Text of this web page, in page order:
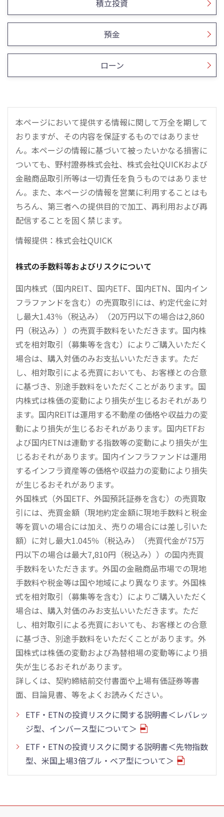
積立投資
預金
ローン
本ページにおいて提供する情報に関して万全を期して
おりますが、その内容を保証するものではありませ
ん。本ページの情報に基づいて被ったいかなる損害に
ついても、野村證券株式会社、株式会社QUICKおよび
金融商品取引所等は一切責任を負うものではありませ
ん。また、本ページの情報を営業に利用することはも
ちろん、第三者への提供目的で加工、再利用および再
配信することを固く禁じます。
情報提供：株式会社QUICK
株式の手数料等およびリスクについて
国内株式（国内REIT、国内ETF、国内ETN、国内イン
フラファンドを含む）の売買取引には、約定代金に対
し最大1.43％（税込み）（20万円以下の場合は2,860
円（税込み））の売買手数料をいただきます。国内株
式を相対取引（募集等を含む）によりご購入いただく
場合は、購入対価のみお支払いいただきます。ただ
し、相対取引による売買においても、お客様との合意
に基づき、別途手数料をいただくことがあります。国
内株式は株価の変動により損失が生じるおそれがあり
ます。国内REITは運用する不動産の価格や収益力の変
動により損失が生じるおそれがあります。国内ETFお
よび国内ETNは連動する指数等の変動により損失が生
じるおそれがあります。国内インフラファンドは運用
するインフラ資産等の価格や収益力の変動により損失
が生じるおそれがあります。
外国株式（外国ETF、外国預託証券を含む）の売買取
引には、売買金額（現地約定金額に現地手数料と税金
等を買いの場合には加え、売りの場合には差し引いた
額）に対し最大1.045％（税込み）（売買代金が75万
円以下の場合は最大7,810円（税込み））の国内売買
手数料をいただきます。外国の金融商品市場での現地
手数料や税金等は国や地域により異なります。外国株
式を相対取引（募集等を含む）によりご購入いただく
場合は、購入対価のみお支払いいただきます。ただ
し、相対取引による売買においても、お客様との合意
に基づき、別途手数料をいただくことがあります。外
国株式は株価の変動および為替相場の変動等により損
失が生じるおそれがあります。
詳しくは、契約締結前交付書面や上場有価証券等書
面、目論見書、等をよくお読みください。
ETF・ETNの投資リスクに関する説明書＜レバレッ
ジ型、インバース型について＞
ETF・ETNの投資リスクに関する説明書＜先物指数
型、米国上場3倍ブル・ベア型について＞
こ